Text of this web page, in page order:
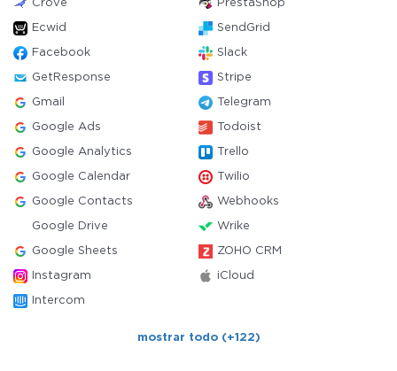
Crove PrestaShop
Ecwid SendGrid
Facebook Slack
GetResponse Stripe
Gmail Telegram
Google Ads Todoist
Google Analytics Trello
Google Calendar Twilio
Google Contacts Webhooks
Google Drive Wrike
Google Sheets ZOHO CRM
Instagram iCloud
Intercom
mostrar todo (+122)